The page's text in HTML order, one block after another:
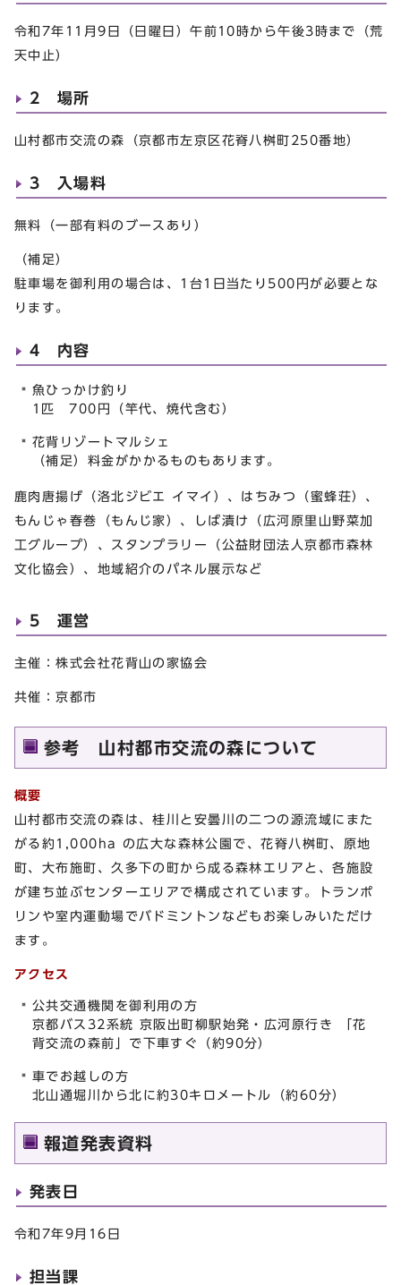
令和7年11月9日（日曜日）午前10時から午後3時まで（荒
天中止）
2 場所
山村都市交流の森（京都市左京区花脊八桝町250番地）
3 入場料
無料（一部有料のブースあり）
（補足）
駐車場を御利用の場合は、1台1日当たり500円が必要とな
ります。
4 内容
魚ひっかけ釣り
1匹 700円（竿代、焼代含む）
花背リゾートマルシェ
（補足）料金がかかるものもあります。
鹿肉唐揚げ（洛北ジビエ イマイ）、はちみつ（蜜蜂荘）、
もんじゃ春巻（もんじ家）、しば漬け（広河原里山野菜加
工グループ）、スタンプラリー（公益財団法人京都市森林
文化協会）、地域紹介のパネル展示など
5 運営
主催：株式会社花背山の家協会
共催：京都市
参考 山村都市交流の森について
概要
山村都市交流の森は、桂川と安曇川の二つの源流域にまた
がる約1,000ha の広大な森林公園で、花脊八桝町、原地
町、大布施町、久多下の町から成る森林エリアと、各施設
が建ち並ぶセンターエリアで構成されています。トランポ
リンや室内運動場でバドミントンなどもお楽しみいただけ
ます。
アクセス
公共交通機関を御利用の方
京都バス32系統 京阪出町柳駅始発・広河原行き 「花
背交流の森前」で下車すぐ（約90分）
車でお越しの方
北山通堀川から北に約30キロメートル（約60分）
報道発表資料
発表日
令和7年9月16日
担当課